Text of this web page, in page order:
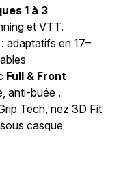
1 à 3
et VTT.
: adaptatifs en 17–
Full & Front
anti-buée .
Tech, nez 3D Fit
casque